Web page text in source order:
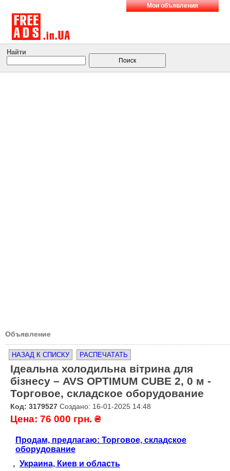
Мои объявления
Найти
Объявление
НАЗАД К СПИСКУ РАСПЕЧАТАТЬ
Ідеальна холодильна вітрина для
бізнесу – AVS OPTIMUM CUBE 2, 0 м -
Торговое, складское оборудование
Код: 3179527 Создано: 16-01-2025 14:48
Цена: 76 000 грн. ₴
Продам, предлагаю: Торговое, складское
оборудование
, Украина, Киев и область